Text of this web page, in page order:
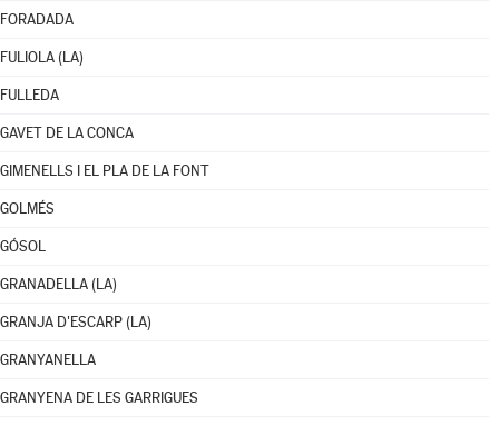
FORADADA
FULIOLA (LA)
FULLEDA
GAVET DE LA CONCA
GIMENELLS I EL PLA DE LA FONT
GOLMÉS
GÓSOL
GRANADELLA (LA)
GRANJA D'ESCARP (LA)
GRANYANELLA
GRANYENA DE LES GARRIGUES